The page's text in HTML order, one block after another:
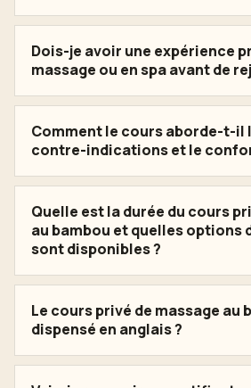
Dois-je avoir une expérience
massage ou en spa avant de
Comment le cours aborde-t-il
contre-indications et le
Quelle est la durée du cours
au bambou et quelles options
sont disponibles ?
Le cours privé de massage au
dispensé en anglais ?